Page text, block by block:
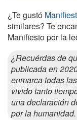
¿Te gustó
similares? Te
Manifiesto por la
¿Recuérdas de
publicada en
enmarca todas
vivido tanto
una declaración
por la humanidad.